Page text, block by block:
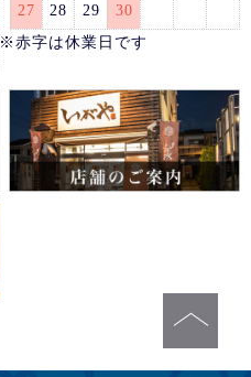
27 28 29
30
※赤字は休業日です